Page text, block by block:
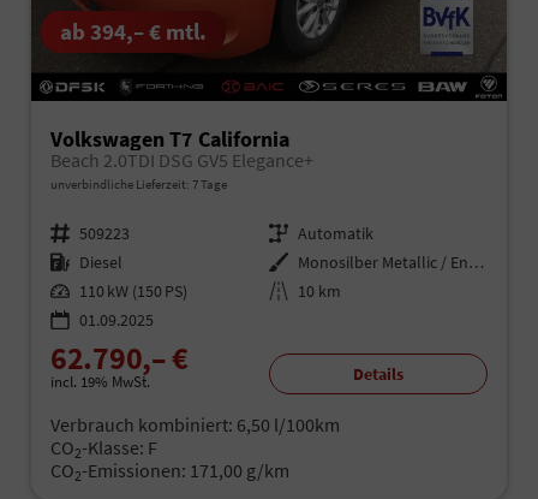
ab 394,– € mtl.
Volkswagen T7 California
Beach 2.0TDI DSG GV5 Elegance+
unverbindliche Lieferzeit: 7 Tage
Fahrzeugnr. 509223 Getriebe Automatik
Kraftstoff Diesel Außenfarbe
Monosilber Metallic / Energeticorange Metallic
Leistung 110 kW (150 PS) Kilometerstand 10 km
01.09.2025
62.790,– €
incl. 19% MwSt. Details
Verbrauch kombiniert: 6,50 l/100km
CO2-Klasse: F
CO2-Emissionen: 171,00 g/km